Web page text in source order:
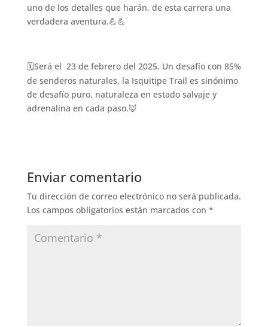
uno de los detalles que harán, de esta carrera una
verdadera aventura.💪💪
🗓Será el 23 de febrero del 2025. Un desafío con 85%
de senderos naturales, la Isquitipe Trail es sinónimo
de desafío puro, naturaleza en estado salvaje y
adrenalina en cada paso.🦊
Enviar comentario
Tu dirección de correo electrónico no será publicada.
Los campos obligatorios están marcados con *